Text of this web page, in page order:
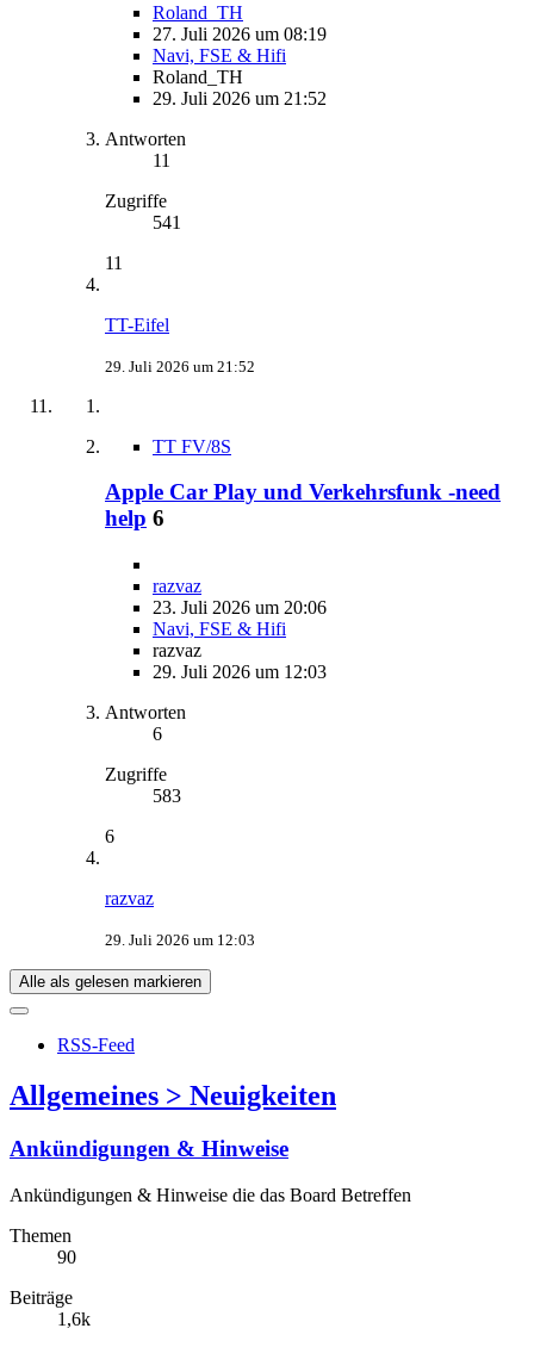
Roland_TH
27. Juli 2026 um 08:19
Navi, FSE & Hifi
Roland_TH
29. Juli 2026 um 21:52
Antworten
11
Zugriffe
541
11
TT-Eifel
29. Juli 2026 um 21:52
TT FV/8S
Apple Car Play und Verkehrsfunk -need
help 6
razvaz
23. Juli 2026 um 20:06
Navi, FSE & Hifi
razvaz
29. Juli 2026 um 12:03
Antworten
6
Zugriffe
583
6
razvaz
29. Juli 2026 um 12:03
Alle als gelesen markieren
RSS-Feed
Allgemeines > Neuigkeiten
Ankündigungen & Hinweise
Ankündigungen & Hinweise die das Board Betreffen
Themen
90
Beiträge
1,6k